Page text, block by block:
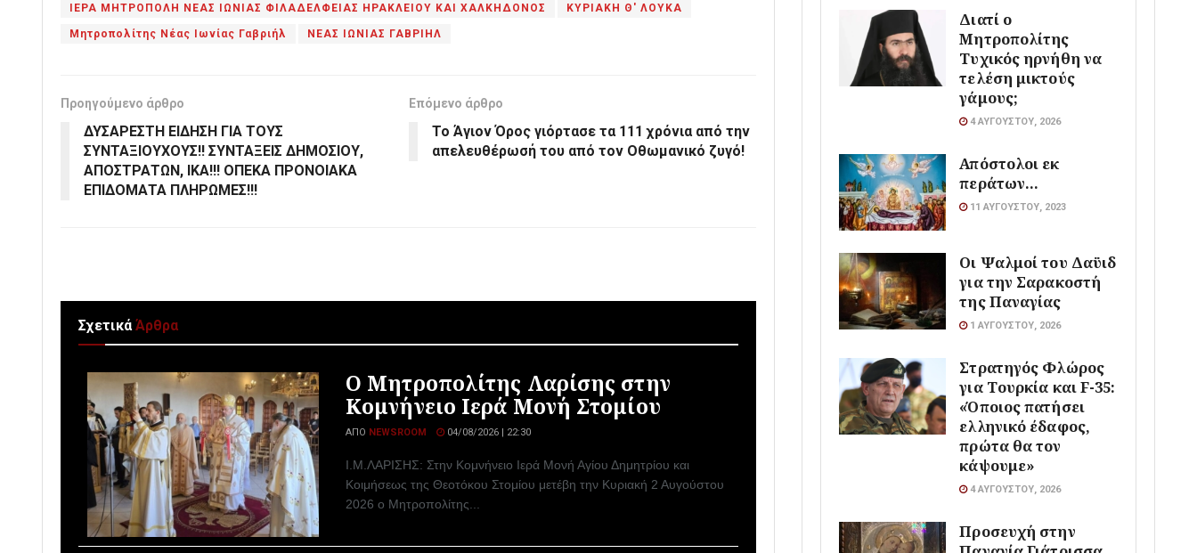
ΙΕΡΑ ΜΗΤΡΟΠΟΛΗ ΝΕΑΣ ΙΩΝΙΑΣ ΦΙΛΑΔΕΛΦΕΙΑΣ ΗΡΑΚΛΕΙΟΥ ΚΑΙ ΧΑΛΚΗΔΟΝΟΣ ΚΥΡΙΑΚΗ Θ' ΛΟΥΚΑ
Μητροπολίτης Νέας Ιωνίας Γαβριήλ ΝΕΑΣ ΙΩΝΙΑΣ ΓΑΒΡΙΗΛ
Προηγούμενο άρθρο
ΔΥΣΑΡΕΣΤΗ ΕΙΔΗΣΗ ΓΙΑ ΤΟΥΣ
ΣΥΝΤΑΞΙΟΥΧΟΥΣ!! ΣΥΝΤΑΞΕΙΣ ΔΗΜΟΣΙΟΥ,
ΑΠΟΣΤΡΑΤΩΝ, ΙΚΑ!!! ΟΠΕΚΑ ΠΡΟΝΟΙΑΚΑ
ΕΠΙΔΟΜΑΤΑ ΠΛΗΡΩΜΕΣ!!!
Επόμενο άρθρο
Το Άγιον Όρος γιόρτασε τα 111 χρόνια από την
απελευθέρωσή του από τον Οθωμανικό ζυγό!
ΣχετικάΆρθρα
Ο Μητροπολίτης Λαρίσης στην
Κομνήνειο Ιερά Μονή Στομίου
ΑΠΌ NEWSROOM 04/08/2026 | 22:30
I.M.ΛΑΡΙΣΗΣ: Στην Κομνήνειο Ιερά Μονή Αγίου Δημητρίου και
Κοιμήσεως της Θεοτόκου Στομίου μετέβη την Κυριακή 2 Αυγούστου
2026 ο Μητροπολίτης...
Διατί ο
Μητροπολίτης
Τυχικός ηρνήθη να
τελέση μικτούς
γάμους;
4 ΑΥΓΟΎΣΤΟΥ, 2026
Απόστολοι εκ
περάτων…
11 ΑΥΓΟΎΣΤΟΥ, 2023
Οι Ψαλμοί του Δαϋιδ
για την Σαρακοστή
της Παναγίας
1 ΑΥΓΟΎΣΤΟΥ, 2026
Στρατηγός Φλώρος
για Τουρκία και F-35:
«Όποιος πατήσει
ελληνικό έδαφος,
πρώτα θα τον
κάψουμε»
4 ΑΥΓΟΎΣΤΟΥ, 2026
Προσευχή στην